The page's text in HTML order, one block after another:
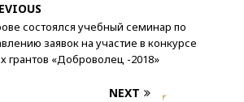
состоялся учебный семинар по
заявок на участие в конкурсе
грантов «Доброволец -2018»
NEXT